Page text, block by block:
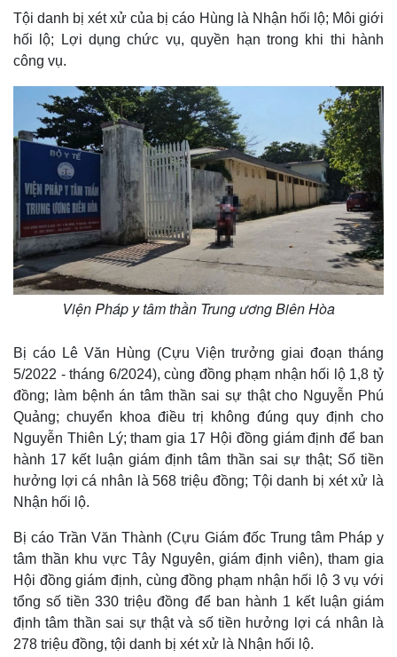
Thế giới
Quan sát
Cuộc sống đó đây
Hồ sơ
Multimedia
Video
Ảnh
E-Magazine
Infographic
Tội danh bị xét xử của bị cáo Hùng là Nhận hối lộ; Môi giới
hối lộ; Lợi dụng chức vụ, quyền hạn trong khi thi hành
công vụ.
Viện Pháp y tâm thần Trung ương Biên Hòa
Bị cáo Lê Văn Hùng (Cựu Viện trưởng giai đoạn tháng
5/2022 - tháng 6/2024), cùng đồng phạm nhận hối lộ 1,8 tỷ
đồng; làm bệnh án tâm thần sai sự thật cho Nguyễn Phú
Quảng; chuyển khoa điều trị không đúng quy định cho
Nguyễn Thiên Lý; tham gia 17 Hội đồng giám định để ban
hành 17 kết luận giám định tâm thần sai sự thật; Số tiền
hưởng lợi cá nhân là 568 triệu đồng; Tội danh bị xét xử là
Nhận hối lộ.
Bị cáo Trần Văn Thành (Cựu Giám đốc Trung tâm Pháp y
tâm thần khu vực Tây Nguyên, giám định viên), tham gia
Hội đồng giám định, cùng đồng phạm nhận hối lộ 3 vụ với
tổng số tiền 330 triệu đồng để ban hành 1 kết luận giám
định tâm thần sai sự thật và số tiền hưởng lợi cá nhân là
278 triệu đồng, tội danh bị xét xử là Nhận hối lộ.